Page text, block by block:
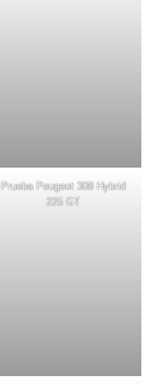
Prueba Peugeot 308 Hybrid
225 GT